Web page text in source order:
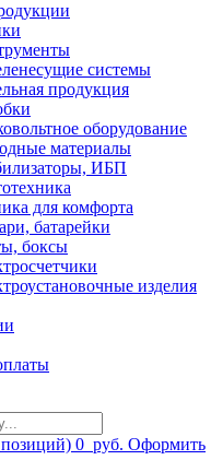
системы
продукция
оборудование
материалы
ИБП
для комфорта
батарейки
боксы
изделия
0 руб. Оформить